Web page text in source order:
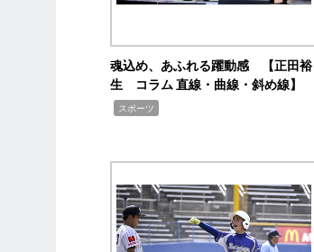
魂込め、あふれる躍動感 【正田裕
生 コラム 直線・曲線・斜め線】
スポーツ